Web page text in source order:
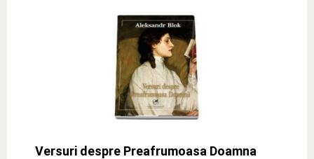
Versuri despre Preafrumoasa Doamna